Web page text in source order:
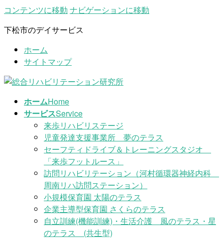
コンテンツに移動 ナビゲーションに移動
下松市のデイサービス
ホーム
サイトマップ
ホームHome
サービスService
来歩リハビリステージ
児童発達支援事業所 夢のテラス
セーフティドライブ＆トレーニングスタジオ
「来歩フットルース」
訪問リハビリテーション（河村循環器神経内科
周南リハ訪問ステーション）
小規模保育園 太陽のテラス
企業主導型保育園 さくらのテラス
自立訓練(機能訓練)・生活介護 風のテラス・星
のテラス (共生型)